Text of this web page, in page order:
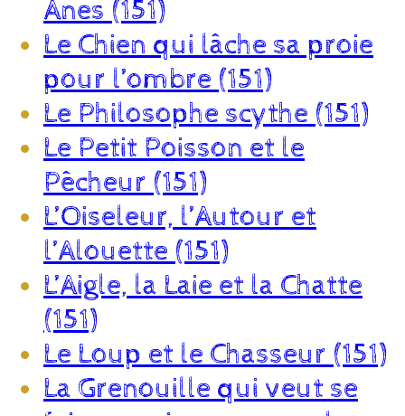
Ânes (151)
Le Chien qui lâche sa proie
pour l’ombre (151)
Le Philosophe scythe (151)
Le Petit Poisson et le
Pêcheur (151)
L’Oiseleur, l’Autour et
l’Alouette (151)
L’Aigle, la Laie et la Chatte
(151)
Le Loup et le Chasseur (151)
La Grenouille qui veut se